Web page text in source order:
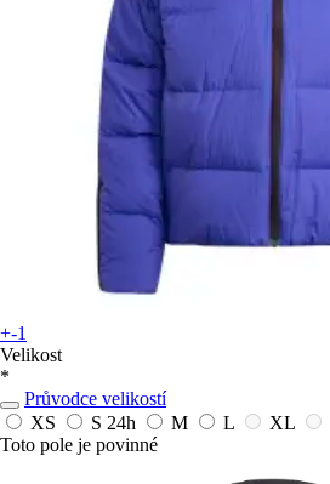
+-1
Velikost
*
Průvodce velikostí
XS
S 24h M L XL
Toto pole je povinné